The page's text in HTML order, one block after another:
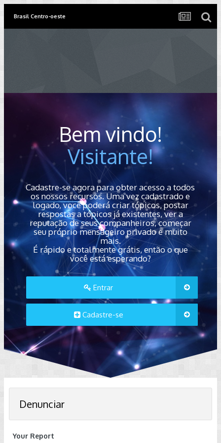
Brasil Centro-oeste
Bem vindo!
Visitante!
Cadastre-se agora para obter acesso a todos
os nossos recursos. Uma vez cadastrado e
logado, você poderá criar tópicos, postar
respostas a tópicos já existentes, ver a
reputação de seus companheiros, começar
seu próprio mensageiro privado e muito
mais.
É rápido e totalmente grátis, então o que
você está esperando?
Entrar
Cadastre-se
Denunciar
Your Report